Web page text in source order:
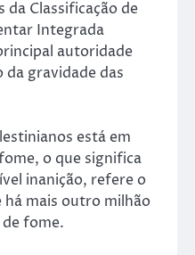
da Classificação de
Integrada
autoridade
da gravidade das
está em
o que significa
inanição, refere o
mais outro milhão
de fome.